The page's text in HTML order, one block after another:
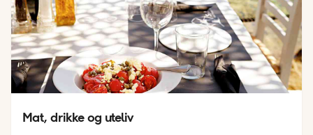
Mat, drikke og uteliv